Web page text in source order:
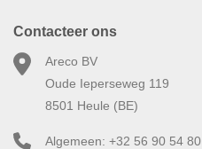
Contacteer ons
Areco BV
Oude Ieperseweg 119
8501 Heule (BE)
Algemeen: +32 56 90 54 80